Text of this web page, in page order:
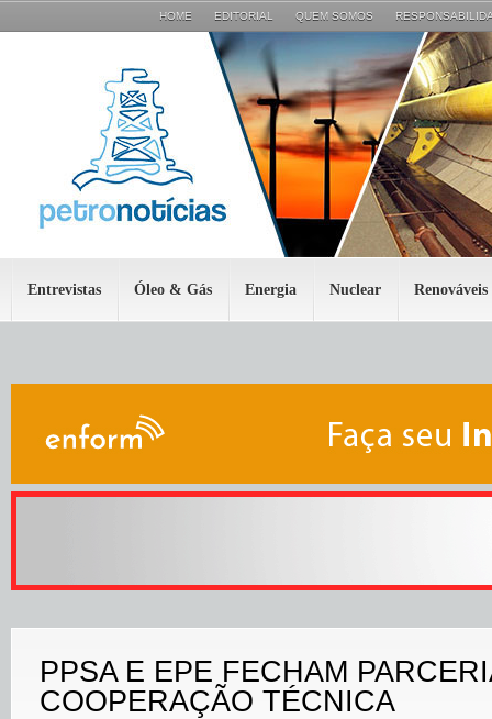
HOME EDITORIAL QUEM SOMOS
Entrevistas Óleo & Gás Energia Nuclear Renováveis
PPSA E EPE FECHAM
COOPERAÇÃO TÉCNICA